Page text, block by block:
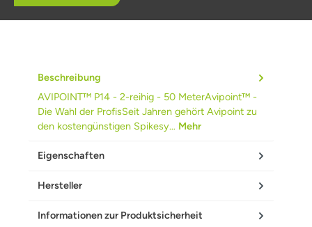
Beschreibung
AVIPOINT™ P14 - 2-reihig - 50 MeterAvipoint™ -
Die Wahl der ProfisSeit Jahren gehört Avipoint zu
den kostengünstigen Spikesy… Mehr
Eigenschaften
Hersteller
Informationen zur Produktsicherheit